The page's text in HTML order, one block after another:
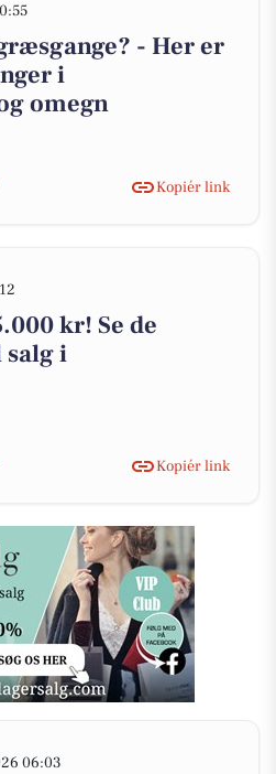
- Her er
i
omegn
Kopiér link
kr! Se de
i
Kopiér link
06:03